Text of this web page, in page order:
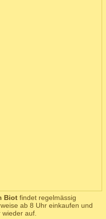
Biot findet regelmässig
ab 8 Uhr einkaufen und
auf.